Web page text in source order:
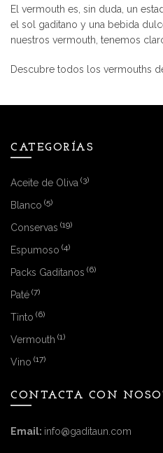
El vermouth es, sin duda, un
el sol gaditano y una bebida
nuestros vermouth, tenemos
Descubre todos los vermouths
CATEGORÍAS
Aceite de Oliva (3)
Blanco (5)
Conservas (19)
Espumoso (4)
Packs Gaditanos (6)
Paté (7)
Tinto (6)
Vermouth (1)
Vino (17)
CONTACTA CON
Email: info@gaditaun.com